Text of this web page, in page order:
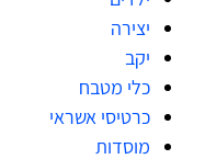
יצירה
יקב
כלי מטבח
כרטיסי אשראי
מוסדות